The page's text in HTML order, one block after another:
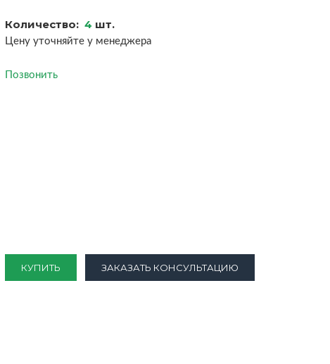
Количество: 4 шт.
Цену уточняйте у менеджера
Позвонить
КУПИТЬ ЗАКАЗАТЬ КОНСУЛЬТАЦИЮ